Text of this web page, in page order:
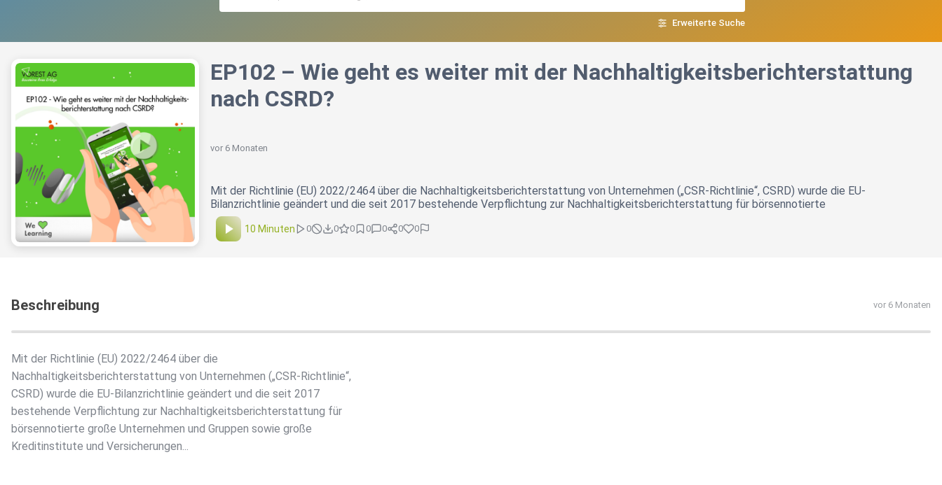
Erweiterte Suche
EP102 – Wie geht es weiter mit der Nachhaltigkeitsberichterstattung
nach CSRD?
vor 6 Monaten
Mit der Richtlinie (EU) 2022/2464 über die Nachhaltigkeitsberichterstattung von Unternehmen („CSR-Richtlinie“, CSRD) wurde die EU-
Bilanzrichtlinie geändert und die seit 2017 bestehende Verpflichtung zur Nachhaltigkeitsberichterstattung für börsennotierte
10 Minuten 0 0 0 0 0 0 0
Beschreibung vor 6 Monaten
Mit der Richtlinie (EU) 2022/2464 über die
Nachhaltigkeitsberichterstattung von Unternehmen („CSR-Richtlinie“,
CSRD) wurde die EU-Bilanzrichtlinie geändert und die seit 2017
bestehende Verpflichtung zur Nachhaltigkeitsberichterstattung für
börsennotierte große Unternehmen und Gruppen sowie große
Kreditinstitute und Versicherungen...